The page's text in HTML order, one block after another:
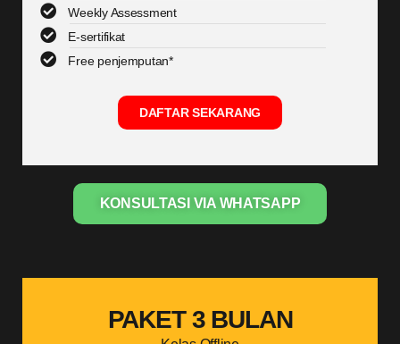
Weekly Assessment
E-sertifikat
Free penjemputan*
DAFTAR SEKARANG
KONSULTASI VIA WHATSAPP
PAKET 3 BULAN